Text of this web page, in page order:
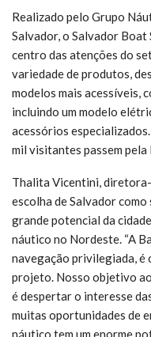
Realizado pelo Grupo
Salvador, o Salvador
centro das atenções do
variedade de produtos,
modelos mais acessíveis,
incluindo um modelo
acessórios
mil visitantes passem
Thalita Vicentini,
escolha de Salvador
grande potencial da
náutico no Nordeste. “A
navegação privilegiada, é
projeto. Nosso objetivo
é despertar o interesse
muitas oportunidades de
náutico tem um enorme